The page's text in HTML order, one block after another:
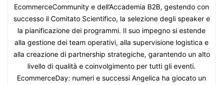
EcommerceCommunity e dell’Accademia B2B, gestendo con
successo il Comitato Scientifico, la selezione degli speaker e
la pianificazione dei programmi. Il suo impegno si estende
alla gestione dei team operativi, alla supervisione logistica e
alla creazione di partnership strategiche, garantendo un alto
livello di qualità e coinvolgimento per tutti gli eventi.
EcommerceDay: numeri e successi Angelica ha giocato un